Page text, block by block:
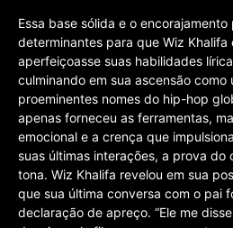
Essa base sólida e o
determinantes para que Wiz Khalifa
aperfeiçoasse suas habilidades
culminando em sua ascensão como
proeminentes nomes do hip-hop
apenas forneceu as ferramentas,
emocional e a crença que
suas últimas interações, a prova do
tona. Wiz Khalifa revelou em sua
que sua última conversa com o pai
declaração de apreço. “Ele me